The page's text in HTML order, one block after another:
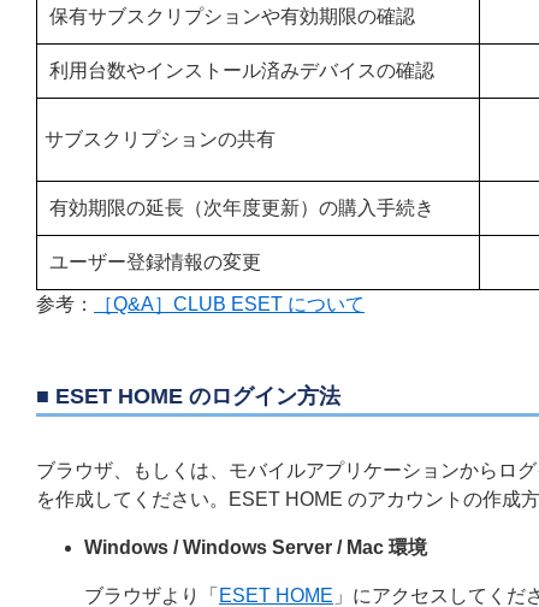
保有サブスクリプションや有効期限の確認
利用台数やインストール済みデバイスの確認
サブスクリプションの共有
有効期限の延長（次年度更新）の購入手続き
ユーザー登録情報の変更
参考： ［Q&A］CLUB ESET について
■ ESET HOME のログイン方法
ブラウザ、もしくは、モバイルアプリケーションからロ
を作成してください。ESET HOME のアカウントの作成
Windows / Windows Server / Mac 環境
ブラウザより「 ESET HOME 」にアクセスしてくだ